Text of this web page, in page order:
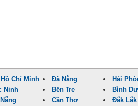
Hồ Chí Minh Đã Nẵng
Hải
Ninh Bến Tre
Bình
Cần Thơ
Đắk Lắk